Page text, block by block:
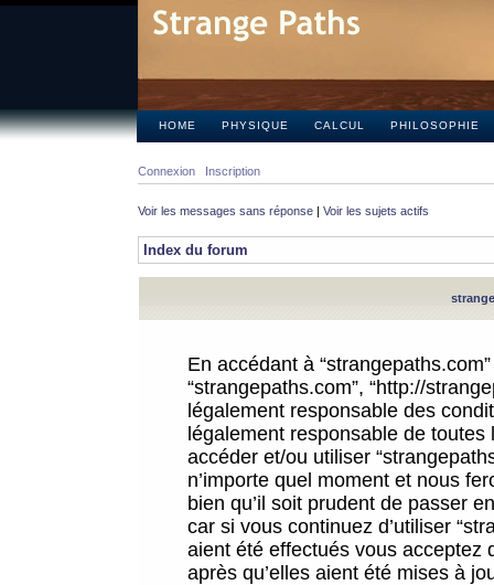
HOME PHYSIQUE CALCUL PHILOSOPHIE
Connexion Inscription
Voir les messages sans réponse | Voir les sujets actifs
Index du forum
En accédant à
“strangepaths.com”, “http://
légalement responsable des
légalement responsable de
accéder et/ou utiliser
n’importe quel moment et nous
bien qu’il soit prudent de passer
car si vous continuez d’utiliser
aient été effectués vous acceptez
après qu’elles aient été mises à